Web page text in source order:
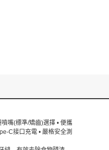
嘴(標準/矯齒)選擇 • 便攜
C接口充電 • 嚴格安全測